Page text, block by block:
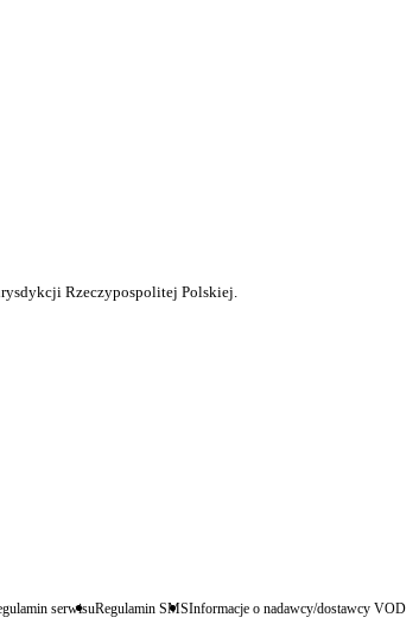
Rzeczypospolitej Polskiej.
serwisuRegulamin SMSInformacje o nadawcy/dostawcy VOD